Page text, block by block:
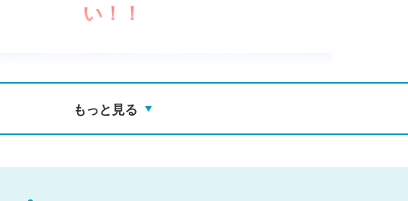
い！！
もっと見る